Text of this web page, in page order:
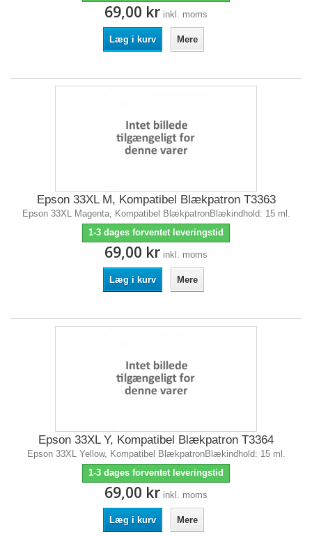
69,00 kr inkl. moms
Læg i kurv Mere
Epson 33XL M, Kompatibel Blækpatron T3363
Epson 33XL Magenta, Kompatibel BlækpatronBlækindhold: 15 ml.
1-3 dages forventet leveringstid
69,00 kr inkl. moms
Læg i kurv Mere
Epson 33XL Y, Kompatibel Blækpatron T3364
Epson 33XL Yellow, Kompatibel BlækpatronBlækindhold: 15 ml.
1-3 dages forventet leveringstid
69,00 kr inkl. moms
Læg i kurv Mere